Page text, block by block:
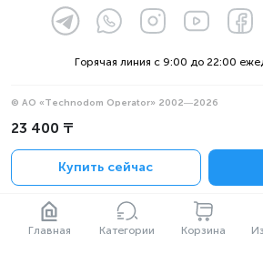
Главная Категории Корзина
23 400 ₸
Купить сейчас
Горячая линия с 9:00 до 22:00
© АО «Technodom Operator» 2002—2026
Мы принимаем:
Политика конфиденциальности